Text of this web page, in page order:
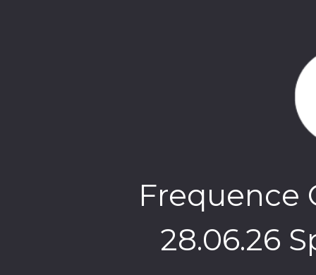
Frequence
28.06.26